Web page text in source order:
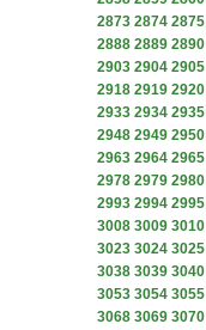
2873 2874 2875
2888 2889 2890
2903 2904 2905
2918 2919 2920
2933 2934 2935
2948 2949 2950
2963 2964 2965
2978 2979 2980
2993 2994 2995
3008 3009 3010
3023 3024 3025
3038 3039 3040
3053 3054 3055
3068 3069 3070